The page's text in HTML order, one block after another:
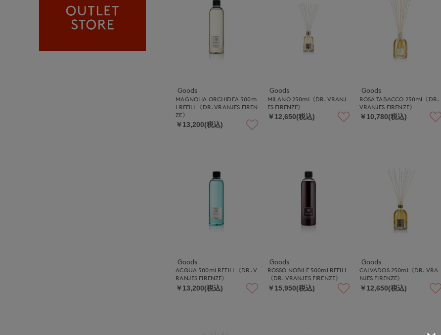
Goods
MAGNOLIA ORCHIDEA 500m
l REFILL《DR. VRANJES FIREN
ZE》
￥13,200(税込)
Goods
MILANO 250ml《DR. VRANJ
ES FIRENZE》
￥12,650(税込)
Goods
ROSA TABACCO 250ml《DR.
VRANJES FIRENZE》
￥10,780(税込)
Goods
ACQUA 500ml REFILL《DR. V
RANJES FIRENZE》
￥13,200(税込)
Goods
ROSSO NOBILE 500ml REFILL
《DR. VRANJES FIRENZE》
￥15,950(税込)
Goods
CALVADOS 250ml《DR. VRA
NJES FIRENZE》
￥12,650(税込)